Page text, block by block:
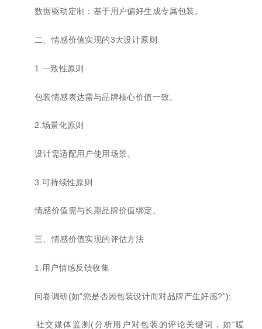
数据驱动定制：基于用户偏好生成专属包装。
二、情感价值实现的3大设计原则
1.一致性原则
包装情感表达需与品牌核心价值一致。
2.场景化原则
设计需适配用户使用场景。
3.可持续性原则
情感价值需与长期品牌价值绑定。
三、情感价值实现的评估方法
1.用户情感反馈收集
问卷调研(如“您是否因包装设计而对品牌产生好感?”);
社交媒体监测(分析用户对包装的评论关键词，如“暖